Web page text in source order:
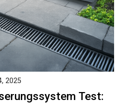
Test:
2025